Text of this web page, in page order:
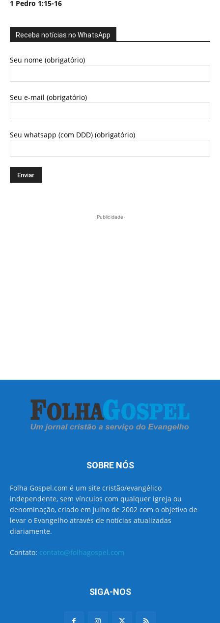
1 Pedro 1:15-16
Receba notícias no WhatsApp
Seu nome (obrigatório)
Seu e-mail (obrigatório)
Seu whatsapp (com DDD) (obrigatório)
-Publicidade-
SOBRE NÓS
Folha Gospel.com é um site cristão/evangélico
independente, sem vínculos com qualquer igreja ou
denominação, criado em julho de 2002 com o objetivo de
levar o Evangelho através de notícias atualizadas
diariamente.
Contato: contato@folhagospel.com
SIGA-NOS